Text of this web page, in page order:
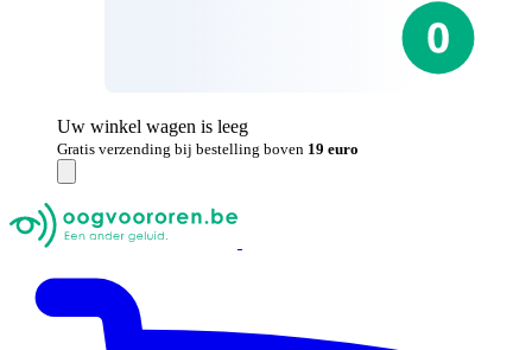
Uw winkel wagen is leeg
Gratis verzending bij bestelling boven 19 euro